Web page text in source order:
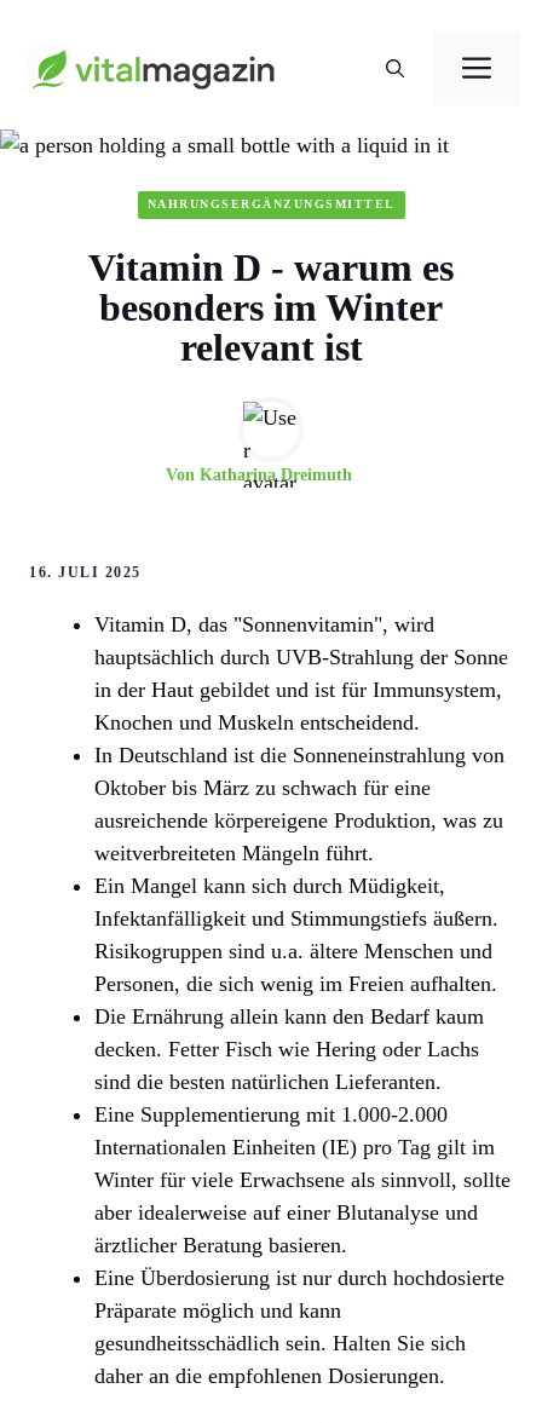
Inhalt
NAHRUNGSERGÄNZUNGSMITTEL
Vitamin D - warum es
besonders im Winter
relevant ist
Von Katharina Dreimuth
16. JULI 2025
Vitamin D, das "Sonnenvitamin", wird
hauptsächlich durch UVB-Strahlung der Sonne
in der Haut gebildet und ist für Immunsystem,
Knochen und Muskeln entscheidend.
In Deutschland ist die Sonneneinstrahlung von
Oktober bis März zu schwach für eine
ausreichende körpereigene Produktion, was zu
weitverbreiteten Mängeln führt.
Ein Mangel kann sich durch Müdigkeit,
Infektanfälligkeit und Stimmungstiefs äußern.
Risikogruppen sind u.a. ältere Menschen und
Personen, die sich wenig im Freien aufhalten.
Die Ernährung allein kann den Bedarf kaum
decken. Fetter Fisch wie Hering oder Lachs
sind die besten natürlichen Lieferanten.
Eine Supplementierung mit 1.000-2.000
Internationalen Einheiten (IE) pro Tag gilt im
Winter für viele Erwachsene als sinnvoll, sollte
aber idealerweise auf einer Blutanalyse und
ärztlicher Beratung basieren.
Eine Überdosierung ist nur durch hochdosierte
Präparate möglich und kann
gesundheitsschädlich sein. Halten Sie sich
daher an die empfohlenen Dosierungen.